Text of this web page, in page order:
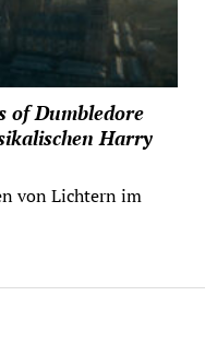
of Dumbledore
Harry
von Lichtern im